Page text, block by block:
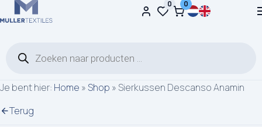
Ga naar de inhoud 0 0
Je bent hier: Home » Shop » Sierkussen Descanso Anamin
Terug